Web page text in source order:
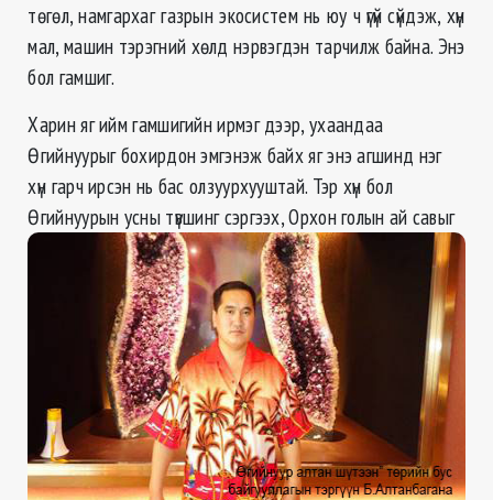
төгөл, намгархаг газрын экосистем нь юу ч үгүй сүйдэж, хүн
мал, машин тэрэгний хөлд нэрвэгдэн тарчилж байна. Энэ
бол гамшиг.
Харин яг ийм гамшигийн ирмэг дээр, ухаандаа
Өгийнуурыг бохирдон эмгэнэж байх яг энэ агшинд нэг
хүн гарч ирсэн нь бас олзуурхууштай. Тэр хүн бол
Өгийнуурын усны түвшинг сэргээх, Орхон голын ай савыг